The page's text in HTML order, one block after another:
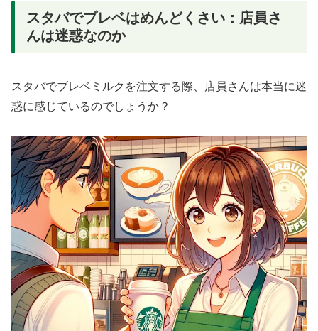
スタバでブレベはめんどくさい：店員さ
んは迷惑なのか
スタバでブレベミルクを注文する際、店員さんは本当に迷
惑に感じているのでしょうか？